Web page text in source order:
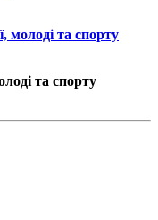
молоді та спорту
та спорту